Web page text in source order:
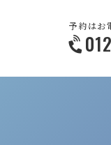
予約はお